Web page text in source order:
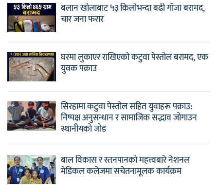
बलान खोलाबाट ५३ किलोभन्दा बढी गाँजा बरामद,
चार जना फरार
घरमा लुकाएर राखिएको कटुवा पेस्तोल बरामद, एक
युवक पक्राउ
सिरहामा कटुवा पेस्तोल सहित युवाहरू पक्राउ:
निष्पक्ष अनुसन्धान र सामाजिक सद्भाव जोगाउन
स्थानीयको जोड
बाल विकास र स्तनपानको महत्त्वबारे नेशनल
मेडिकल कलेजमा सचेतनामूलक कार्यक्रम